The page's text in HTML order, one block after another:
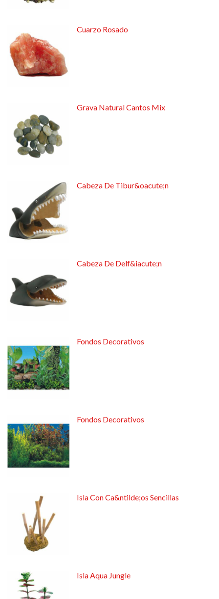
Cuarzo Rosado
Grava Natural Cantos Mix
Cabeza De Tibur&oacute;n
Cabeza De Delf&iacute;n
Fondos Decorativos
Fondos Decorativos
Isla Con Ca&ntilde;os Sencillas
Isla Aqua Jungle